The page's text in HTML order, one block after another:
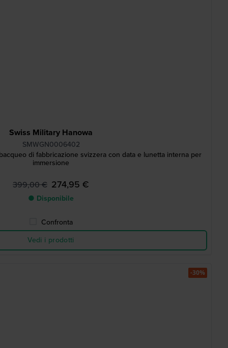
Swiss Military Hanowa
SMWGN0006402
di fabbricazione svizzera con data e lunetta interna per
immersione
399,00 € 274,95 €
● Disponibile
Confronta
Vedi i prodotti
-30%